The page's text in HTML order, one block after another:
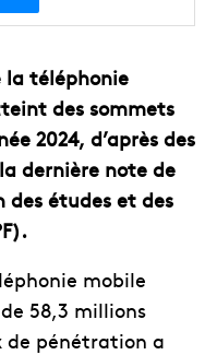
la téléphonie
des sommets
2024, d’après des
dernière note de
études et des
mobile
58,3 millions
de pénétration a